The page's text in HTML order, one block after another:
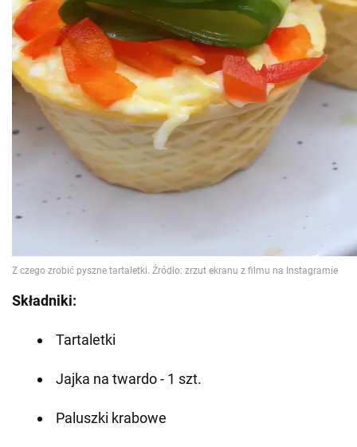
Składniki:
Tartaletki
Jajka na twardo - 1 szt.
Paluszki krabowe